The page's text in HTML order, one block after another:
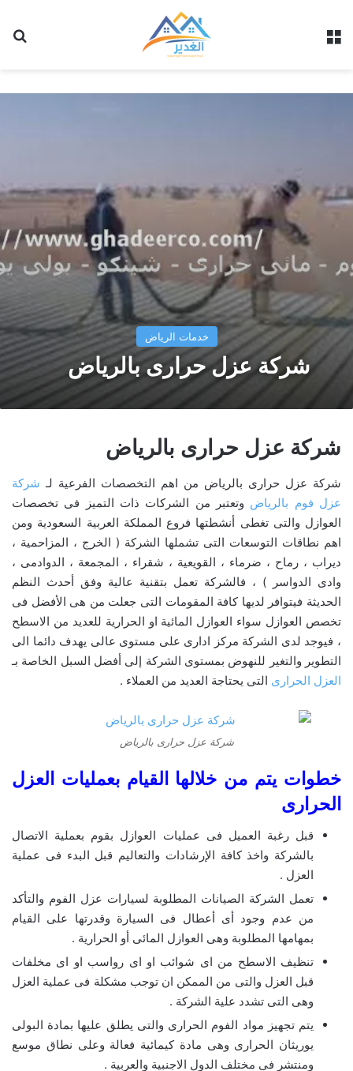
خدمات الرياض
شركة عزل حرارى بالرياض
شركة عزل حرارى بالرياض
شركة عزل حرارى بالرياض من اهم التخصصات الفرعية لـ شركة
عزل فوم بالرياض وتعتبر من الشركات ذات التميز فى تخصصات
العوازل والتى تغطى أنشطتها فروع المملكة العربية السعودية ومن
اهم نطاقات التوسعات التى تشملها الشركة ( الخرج ، المزاحمية ،
ديراب ، رماح ، ضرماء ، القويعية ، شقراء ، المجمعة ، الدوادمى ،
وادى الدواسر ) ، فالشركة تعمل بتقنية عالية وفق أحدث النظم
الحديثة فيتوافر لديها كافة المقومات التى جعلت من هى الأفضل فى
تخصص العوازل سواء العوازل المائية او الحرارية للعديد من الاسطح
، فيوجد لدى الشركة مركز ادارى على مستوى عالى يهدف دائما الى
التطوير والتغير للنهوض بمستوى الشركة إلى أفضل السبل الخاصة بـ
العزل الحرارى التى يحتاجة العديد من العملاء .
شركة عزل حرارى بالرياض
خطوات يتم من خلالها القيام بعمليات العزل
الحرارى
قبل رغبة العميل فى عمليات العوازل بقوم بعملية الاتصال
بالشركة واخذ كافة الإرشادات والتعاليم قبل البدء فى عملية
العزل .
تعمل الشركة الصيانات المطلوبة لسيارات عزل الفوم والتأكد
من عدم وجود أى أعطال فى السيارة وقدرتها على القيام
بمهامها المطلوبة وهى العوازل المائى أو الحرارية .
تنظيف الاسطح من اى شوائب او اى رواسب او اى مخلفات
قبل العزل والتى من الممكن ان توجب مشكلة فى عملية العزل
وهى التى تشدد علية الشركة .
يتم تجهيز مواد الفوم الحرارى والتى يطلق عليها بمادة البولى
يوريثان الحرارى وهى مادة كيمائية فعالة وعلى نطاق موسع
ومنتشر فى مختلف الدول الاجنبية والعربية .